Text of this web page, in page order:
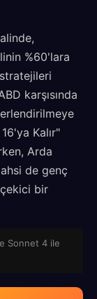
%60'lara
karşısında
Kalır"
Arda
de genç
bir
Sonnet 4 ile